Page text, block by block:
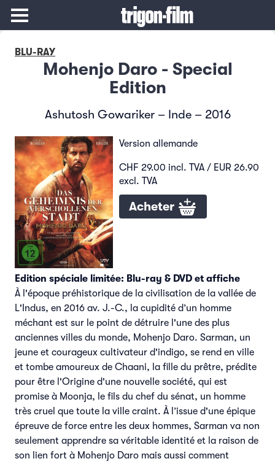
BLU-RAY
Mohenjo Daro - Special
Edition
Ashutosh Gowariker – Inde – 2016
Version allemande
CHF 29.00 incl. TVA / EUR 26.90
excl. TVA
Acheter
Edition spéciale limitée: Blu-ray & DVD et affiche
À l'époque préhistorique de la civilisation de la vallée de
L'Indus, en 2016 av. J.-C., la cupidité d’un homme
méchant est sur le point de détruire l'une des plus
anciennes villes du monde, Mohenjo Daro. Sarman, un
jeune et courageux cultivateur d'indigo, se rend en ville
et tombe amoureux de Chaani, la fille du prêtre, prédite
pour être l'Origine d'une nouvelle société, qui est
promise à Moonja, le fils du chef du sénat, un homme
très cruel que toute la ville craint. À l’issue d'une épique
épreuve de force entre les deux hommes, Sarman va non
seulement apprendre sa véritable identité et la raison de
son lien fort à Mohenjo Daro mais aussi comment